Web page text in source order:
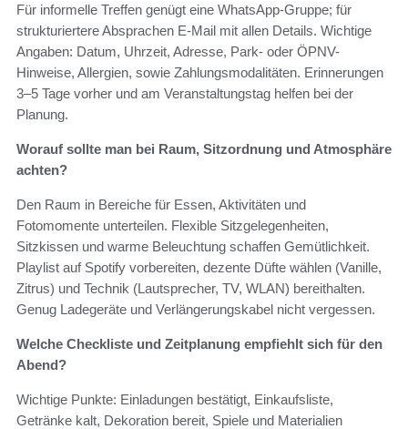
Für informelle Treffen genügt eine WhatsApp-Gruppe; für
strukturiertere Absprachen E‑Mail mit allen Details. Wichtige
Angaben: Datum, Uhrzeit, Adresse, Park- oder ÖPNV-
Hinweise, Allergien, sowie Zahlungsmodalitäten. Erinnerungen
3–5 Tage vorher und am Veranstaltungstag helfen bei der
Planung.
Worauf sollte man bei Raum, Sitzordnung und Atmosphäre
achten?
Den Raum in Bereiche für Essen, Aktivitäten und
Fotomomente unterteilen. Flexible Sitzgelegenheiten,
Sitzkissen und warme Beleuchtung schaffen Gemütlichkeit.
Playlist auf Spotify vorbereiten, dezente Düfte wählen (Vanille,
Zitrus) und Technik (Lautsprecher, TV, WLAN) bereithalten.
Genug Ladegeräte und Verlängerungskabel nicht vergessen.
Welche Checkliste und Zeitplanung empfiehlt sich für den
Abend?
Wichtige Punkte: Einladungen bestätigt, Einkaufsliste,
Getränke kalt, Dekoration bereit, Spiele und Materialien